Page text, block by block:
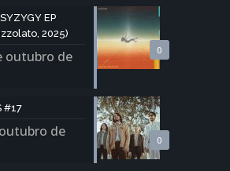
0
EP
2025)
outubro de
0
#17
de